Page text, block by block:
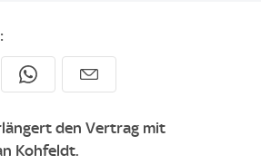
den Vertrag mit
Kohfeldt.